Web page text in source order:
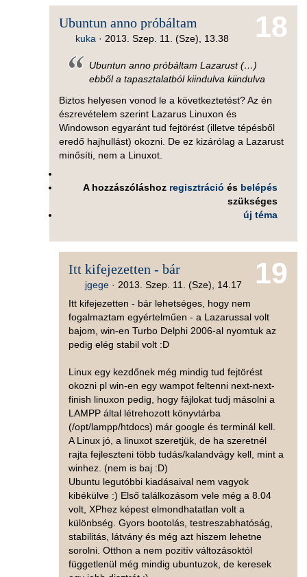
18
Ubuntun anno próbáltam
kuka · 2013. Szep. 11. (Sze), 13.38
Ubuntun anno próbáltam Lazarust (…)
ebből a tapasztalatból kiindulva kiindulva
Biztos helyesen vonod le a következtetést? Az én
észrevételem szerint Lazarus Linuxon és
Windowson egyaránt tud fejtörést (illetve tépésből
eredő hajhullást) okozni. De ez kizárólag a Lazarust
minősíti, nem a Linuxot.
A hozzászóláshoz regisztráció és belépés
szükséges
új téma
19
Itt kifejezetten - bár
jgege · 2013. Szep. 11. (Sze), 14.17
Itt kifejezetten - bár lehetséges, hogy nem
fogalmaztam egyértelműen - a Lazarussal volt
bajom, win-en Turbo Delphi 2006-al nyomtuk az
pedig elég stabil volt :D
Linux egy kezdőnek még mindig tud fejtörést
okozni pl win-en egy wampot feltenni next-next-
finish linuxon pedig, hogy fájlokat tudj másolni a
LAMPP által létrehozott könyvtárba
(/opt/lampp/htdocs) már google és terminál kell.
A Linux jó, a linuxot szeretjük, de ha szeretnél
rajta fejleszteni több tudás/kalandvágy kell, mint a
winhez. (nem is baj :D)
Ubuntu legutóbbi kiadásaival nem vagyok
kibékülve :) Első találkozásom vele még a 8.04
volt, XPhez képest elmondhatatlan volt a
különbség. Gyors bootolás, testreszabhatóság,
stabilitás, látvány és még azt hiszem lehetne
sorolni. Otthon a nem pozitív változásoktól
függetlenül még mindig ubuntuzok, de keresek